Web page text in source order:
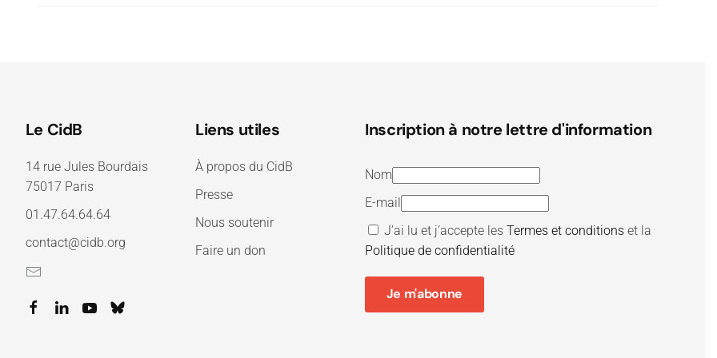
Le CidB
14 rue Jules Bourdais
75017 Paris
01.47.64.64.64
contact@cidb.org
Liens utiles
À propos du CidB
Presse
Nous soutenir
Faire un don
Inscription à notre lettre d'information
Nom
E-mail
J’ai lu et j’accepte lesTermes et conditions et la
Politique de confidentialité
Je m'abonne